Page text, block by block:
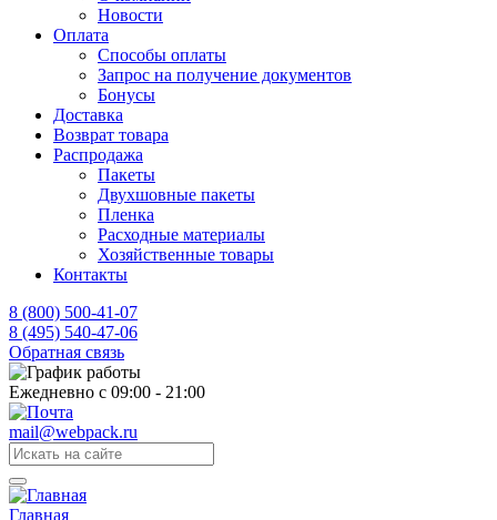
Новости
Оплата
Способы оплаты
Запрос на получение документов
Бонусы
Доставка
Возврат товара
Распродажа
Пакеты
Двухшовные пакеты
Пленка
Расходные материалы
Хозяйственные товары
Контакты
8 (800) 500-41-07
8 (495) 540-47-06
Обратная связь
Ежедневно с 09:00 - 21:00
mail@webpack.ru
Главная